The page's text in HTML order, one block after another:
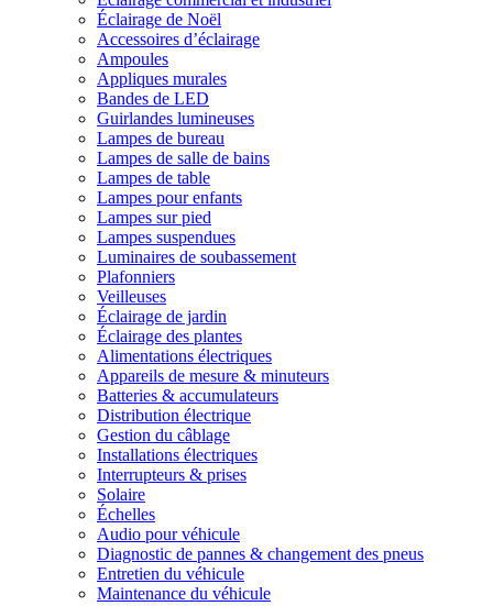
Éclairage de Noël
Accessoires d’éclairage
Ampoules
Appliques murales
Bandes de LED
Guirlandes lumineuses
Lampes de bureau
Lampes de salle de bains
Lampes de table
Lampes pour enfants
Lampes sur pied
Lampes suspendues
Luminaires de soubassement
Plafonniers
Veilleuses
Éclairage de jardin
Éclairage des plantes
Alimentations électriques
Appareils de mesure & minuteurs
Batteries & accumulateurs
Distribution électrique
Gestion du câblage
Installations électriques
Interrupteurs & prises
Solaire
Échelles
Audio pour véhicule
Diagnostic de pannes & changement des pneus
Entretien du véhicule
Maintenance du véhicule